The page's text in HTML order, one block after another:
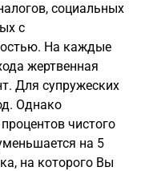
социальных
с
На каждые
жертвенная
Для супружеских
Однако
чистого
на 5
на которого Вы